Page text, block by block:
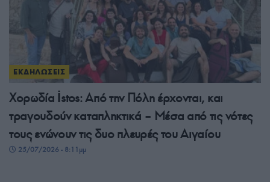
ΕΚΔΗΛΩΣΕΙΣ
Χορωδία İstos: Από την Πόλη έρχονται, και
τραγουδούν καταπληκτικά – Μέσα από τις νότες
τους ενώνουν τις δυο πλευρές του Αιγαίου
25/07/2026 - 8:11μμ